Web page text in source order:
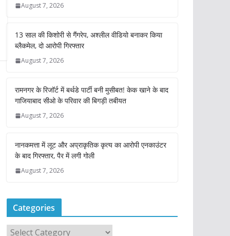
August 7, 2026
13 साल की किशोरी से गैंगरेप, अश्लील वीडियो बनाकर किया
ब्लैकमेल, दो आरोपी गिरफ्तार
August 7, 2026
रामनगर के रिजॉर्ट में बर्थडे पार्टी बनी मुसीबत! केक खाने के बाद
गाजियाबाद सीओ के परिवार की बिगड़ी तबीयत
August 7, 2026
नानकमत्ता में लूट और अप्राकृतिक कृत्य का आरोपी एनकाउंटर
के बाद गिरफ्तार, पैर में लगी गोली
August 7, 2026
Categories